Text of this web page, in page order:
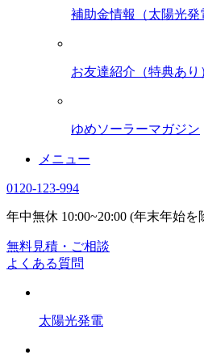
補助金情報（太陽光発
お友達紹介（特典あり
ゆめソーラーマガジン
メニュー
0120-123-994
年中無休 10:00~20:00 (年末年始を
無料見積・ご相談
よくある質問
太陽光発電